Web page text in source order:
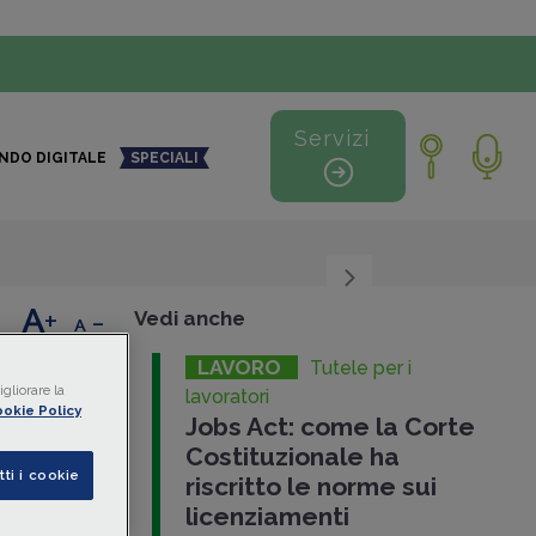
DIGITALE SPECIALI
Servizi
+ - Vedi anche
LAVORO
Tutele per i
lavoratori
Jobs Act: come la Corte
Costituzionale ha
riscritto le norme sui
licenziamenti
la
Policy
i cookie